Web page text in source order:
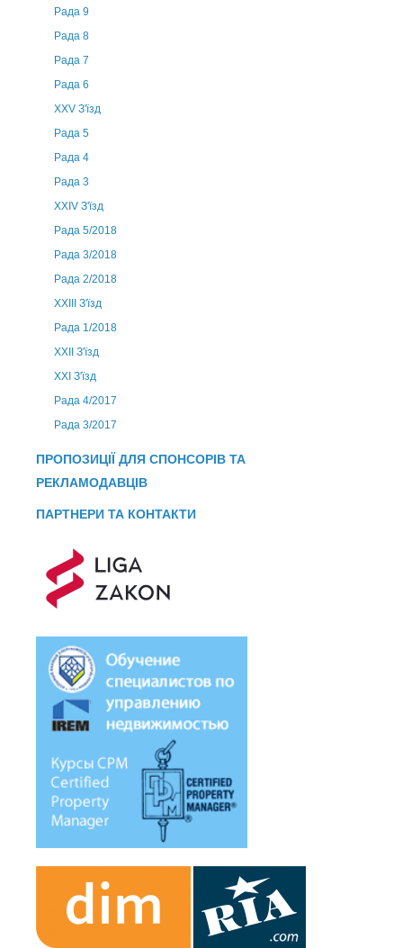
Рада 9
Рада 8
Рада 7
Рада 6
XXV З'їзд
Рада 5
Рада 4
Рада 3
ХХIV З'їзд
Рада 5/2018
Рада 3/2018
Рада 2/2018
XXIII З'їзд
Рада 1/2018
ХХІІ З'їзд
XXI З'їзд
Рада 4/2017
Рада 3/2017
ПРОПОЗИЦІЇ ДЛЯ СПОНСОРІВ ТА
РЕКЛАМОДАВЦІВ
ПАРТНЕРИ ТА КОНТАКТИ